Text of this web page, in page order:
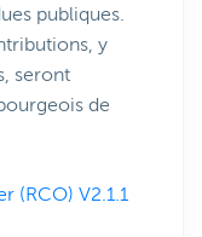
publiques.
y
seront
de
(RCO) V2.1.1